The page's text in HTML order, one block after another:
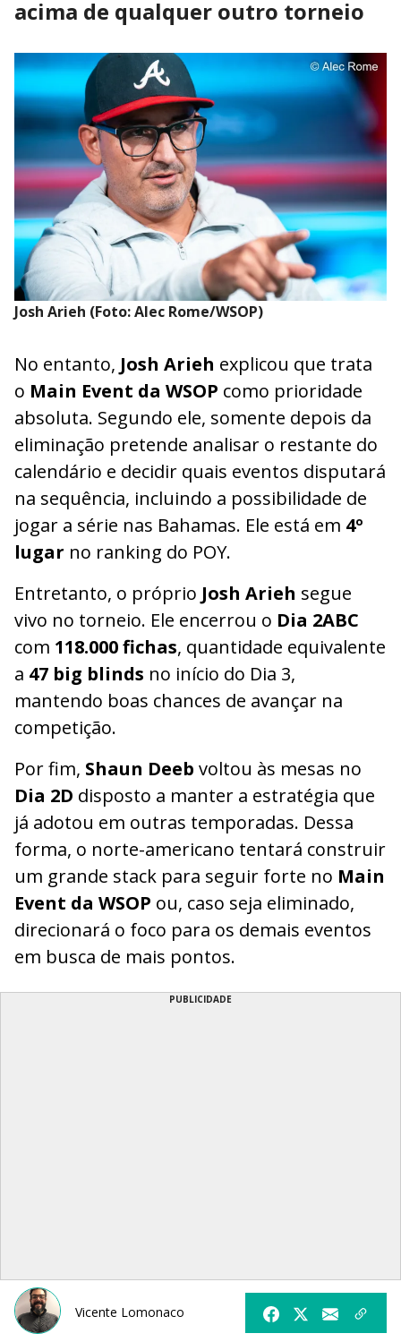
acima de qualquer outro torneio
Josh Arieh (Foto: Alec Rome/WSOP)
No entanto, Josh Arieh explicou que trata
o Main Event da WSOP como prioridade
absoluta. Segundo ele, somente depois da
eliminação pretende analisar o restante do
calendário e decidir quais eventos disputará
na sequência, incluindo a possibilidade de
jogar a série nas Bahamas. Ele está em 4º
lugar no ranking do POY.
Entretanto, o próprio Josh Arieh segue
vivo no torneio. Ele encerrou o Dia 2ABC
com 118.000 fichas, quantidade equivalente
a 47 big blinds no início do Dia 3,
mantendo boas chances de avançar na
competição.
Por fim, Shaun Deeb voltou às mesas no
Dia 2D disposto a manter a estratégia que
já adotou em outras temporadas. Dessa
forma, o norte-americano tentará construir
um grande stack para seguir forte no Main
Event da WSOP ou, caso seja eliminado,
direcionará o foco para os demais eventos
em busca de mais pontos.
PUBLICIDADE
Vicente Lomonaco